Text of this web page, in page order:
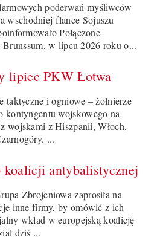
poderwań myśliwców
wschodniej flance Sojuszu
Połączone
w lipcu 2026 roku o...
lipiec PKW Łotwa
taktyczne i ogniowe – żołnierze
kontyngentu wojskowego na
wojskami z Hiszpanii, Włoch,
...
koalicji antybalistycznej
Zbrojeniowa zaprosiła na
inne firmy, by omówić z ich
wkład w europejską koalicję
dziś ...